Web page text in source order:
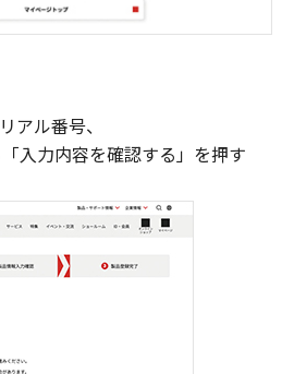
アル番号、
入力内容を確認する」を押す